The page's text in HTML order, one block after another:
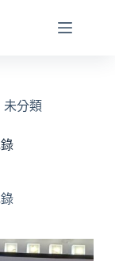
未分類